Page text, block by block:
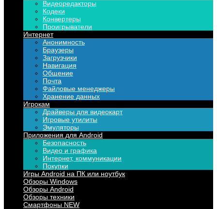
Видеоредакторы
Кодеки
Конвертеры
Проигрыватели
Интернет
Анонимность
Браузеры
Загрузчики
Навигация
Общение
Почта
Файловые менеджеры
Хранение данных
Игрокам
Драйверы для видеокарт
Игровые утилиты
Эмуляторы
Приложения для Android
Безопасность
Видео и графика
Интернет, коммуникации
Покупки
Игры Android на ПК или ноутбук
Обзоры Windows
Обзоры Android
Обзоры техники
Смартфоны NEW